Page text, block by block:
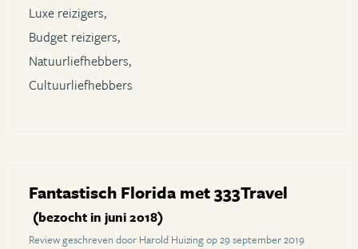
Luxe reizigers,
Budget reizigers,
Natuurliefhebbers,
Cultuurliefhebbers
Fantastisch Florida met 333Travel
(bezocht in juni 2018)
Review geschreven door Harold Huizing op 29 september 2019